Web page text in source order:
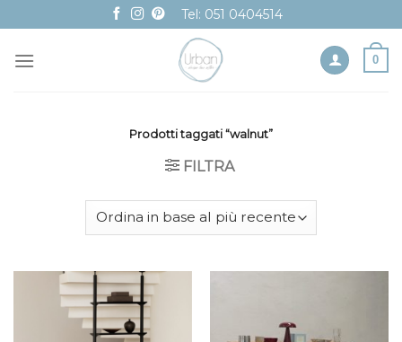
to
content
Tel: 051 0404514
0
Prodotti taggati “walnut”
FILTRA